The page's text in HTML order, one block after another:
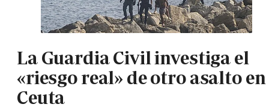
La Guardia Civil investiga el
«riesgo real» de otro asalto en
Ceuta